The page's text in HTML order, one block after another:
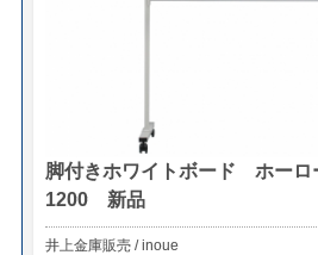
脚付きホワイトボード ホー
1200 新品
井上金庫販売 / inoue